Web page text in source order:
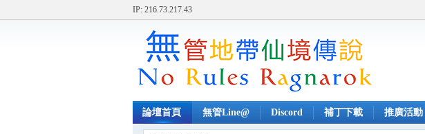
IP: 216.73.217.43
論壇首頁 無管Line@ Discord 補丁下載 推廣活動